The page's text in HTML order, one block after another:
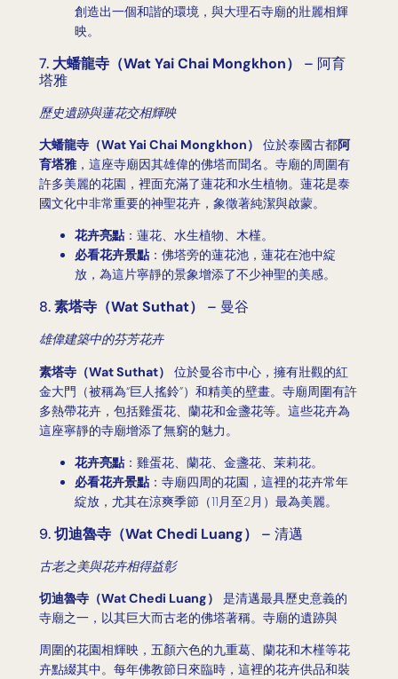
創造出一個和諧的環境，與大理石寺廟的壯麗相輝
映。
7. 大蟠龍寺（Wat Yai Chai Mongkhon）
– 阿育
塔雅
歷史遺跡與蓮花交相輝映
大蟠龍寺（Wat Yai Chai Mongkhon） 位於泰國古都阿
育塔雅，這座寺廟因其雄偉的佛塔而聞名。寺廟的周圍有
許多美麗的花園，裡面充滿了蓮花和水生植物。蓮花是泰
國文化中非常重要的神聖花卉，象徵著純潔與啟蒙。
花卉亮點：蓮花、水生植物、木槿。
必看花卉景點：佛塔旁的蓮花池，蓮花在池中綻
放，為這片寧靜的景象增添了不少神聖的美感。
8.素塔寺（Wat Suthat） – 曼谷
雄偉建築中的芬芳花卉
素塔寺（Wat Suthat）
位於曼谷市中心，擁有壯觀的紅
金大門（被稱為“巨人搖鈴”）和精美的壁畫。寺廟周圍有許
多熱帶花卉，包括雞蛋花、蘭花和金盞花等。這些花卉為
這座寧靜的寺廟增添了無窮的魅力。
花卉亮點：雞蛋花、蘭花、金盞花、茉莉花。
必看花卉景點：寺廟四周的花園，這裡的花卉常年
綻放，尤其在涼爽季節（11月至2月）最為美麗。
9.切迪魯寺（Wat Chedi Luang） – 清邁
古老之美與花卉相得益彰
切迪魯寺（Wat Chedi Luang）
是清邁最具歷史意義的
寺廟之一，以其巨大而古老的佛塔著稱。寺廟的遺跡與
周圍的花園相輝映，五顏六色的九重葛、蘭花和木槿等花
卉點綴其中。每年佛教節日來臨時，這裡的花卉供品和裝